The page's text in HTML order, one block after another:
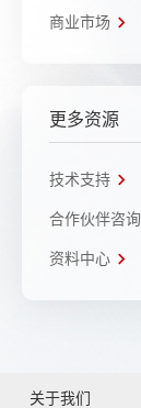
商业市场
更多资源
技术支持
合作伙伴咨询
资料中心
关于我们